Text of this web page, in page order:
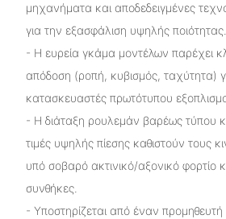
μηχανήματα και αποδεδειγμένες
για την εξασφάλιση υψηλής ποιότητας.
- Η ευρεία γκάμα μοντέλων παρέχει
απόδοση (ροπή, κυβισμός, ταχύτητα)
κατασκευαστές πρωτότυπου
- Η διάταξη ρουλεμάν βαρέως τύπου
τιμές υψηλής πίεσης καθιστούν τους
υπό σοβαρό ακτινικό/αξονικό φορτίο
συνθήκες.
- Υποστηρίζεται από έναν προμηθευτή